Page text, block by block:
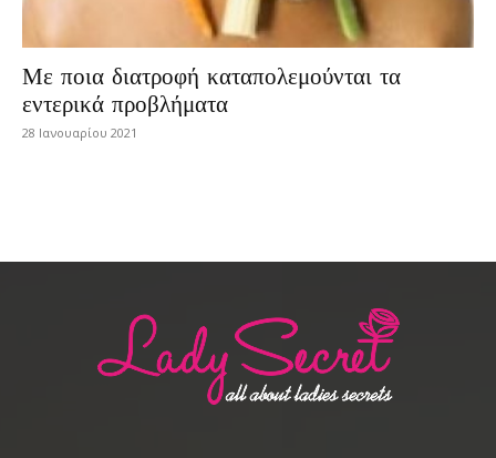
Με ποια διατροφή καταπολεμούνται τα
εντερικά προβλήματα
28 Ιανουαρίου 2021